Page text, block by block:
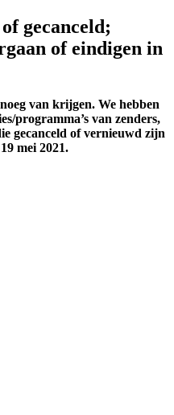
gecanceld;
of eindigen in
van krijgen. We hebben
programma’s van zenders,
gecanceld of vernieuwd zijn
mei 2021.